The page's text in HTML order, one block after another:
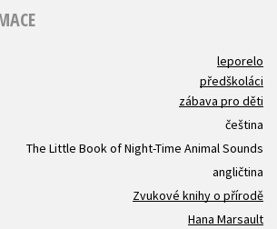
leporelo
předškoláci
zábava pro děti
čeština
The Little Book of Night-Time Animal Sounds
angličtina
Zvukové knihy o přírodě
Hana Marsault